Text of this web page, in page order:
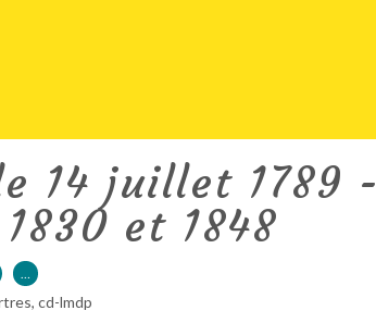
14 juillet 1789 -
et 1848
…
cd-lmdp